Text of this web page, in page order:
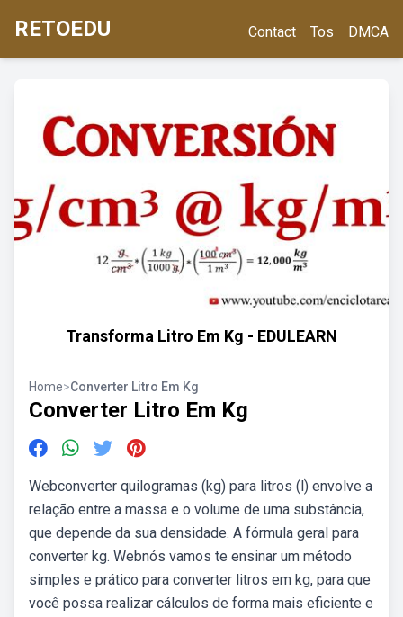
RETOEDU Contact Tos DMCA
Transforma Litro Em Kg - EDULEARN
Home>Converter Litro Em Kg
Converter Litro Em Kg
Webconverter quilogramas (kg) para litros (l) envolve a
relação entre a massa e o volume de uma substância,
que depende da sua densidade. A fórmula geral para
converter kg. Webnós vamos te ensinar um método
simples e prático para converter litros em kg, para que
você possa realizar cálculos de forma mais eficiente e